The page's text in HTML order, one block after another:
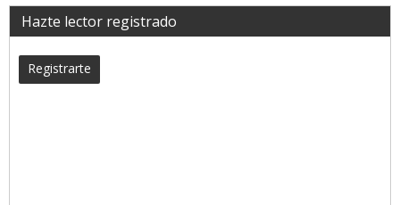
Hazte lector registrado
Registrarte